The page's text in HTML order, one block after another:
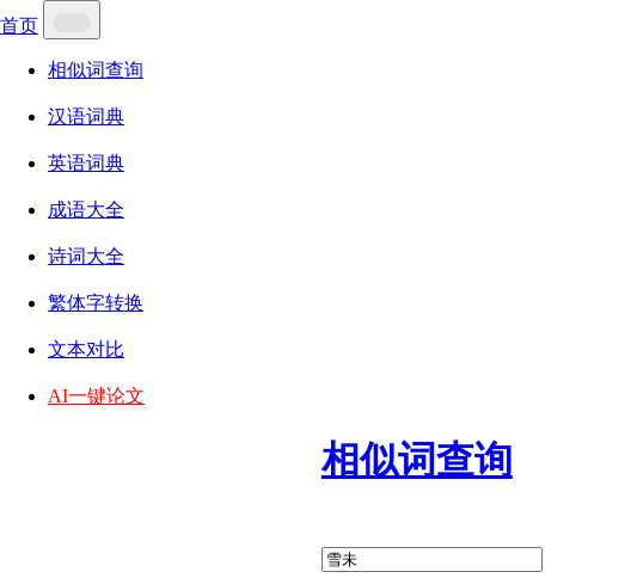
首页
相似词查询
汉语词典
英语词典
成语大全
诗词大全
繁体字转换
文本对比
AI一键论文
相似词查询